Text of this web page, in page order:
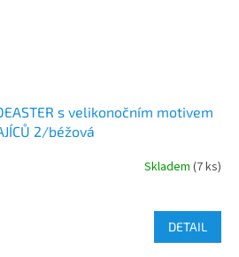
s velikonočním motivem
2/béžová
Skladem (7 ks)
DETAIL